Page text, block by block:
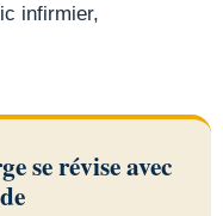
infirmier,
se révise avec